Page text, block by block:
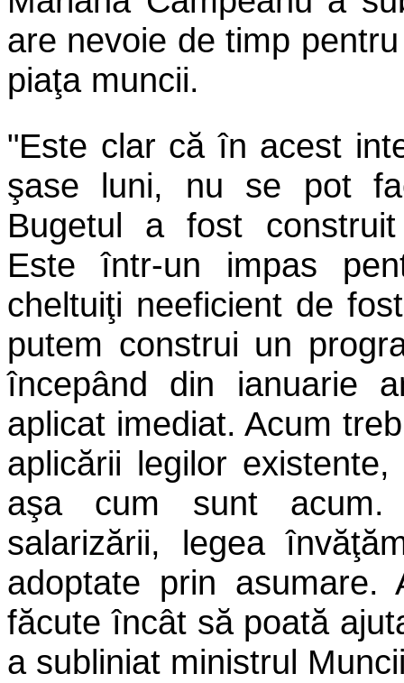
are nevoie de timp
piaţa muncii.
"Este clar că în acest
şase luni, nu se pot
Bugetul a fost
Este într-un impas
cheltuiţi neeficient de
putem construi un
începând din ianuarie
aplicat imediat. Acum
aplicării legilor
aşa cum sunt
salarizării, legea
adoptate prin asumare.
făcute încât să poată
a subliniat ministrul